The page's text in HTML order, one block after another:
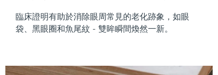
臨床證明有助於消除眼周常見的老化跡象，如眼
袋、黑眼圈和魚尾紋 - 雙眸瞬間煥然一新。
補水保濕 口腔護理
波士尼亞與赫塞哥維納 預計送達日期8/13/26
保加利亞 預計送達日期8/10/26